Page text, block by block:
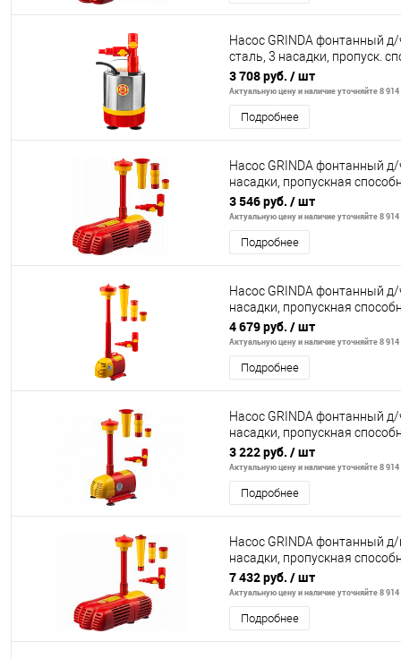
Насос GRINDA фонтанный
сталь, 3 насадки, пропуск.
пода
3 708 руб. / шт
Актуальную цену и наличие уточняйте 8 914
Подробнее
Насос GRINDA фонтанный
насадки, пропускная
подачи воды
3 546 руб. / шт
Актуальную цену и наличие уточняйте 8 914
Подробнее
Насос GRINDA фонтанный
насадки, пропускная
подачи воды
4 679 руб. / шт
Актуальную цену и наличие уточняйте 8 914
Подробнее
Насос GRINDA фонтанный
насадки, пропускная
подачи воды
3 222 руб. / шт
Актуальную цену и наличие уточняйте 8 914
Подробнее
Насос GRINDA фонтанный
насадки, пропускная
подачи вод
7 432 руб. / шт
Актуальную цену и наличие уточняйте 8 914
Подробнее